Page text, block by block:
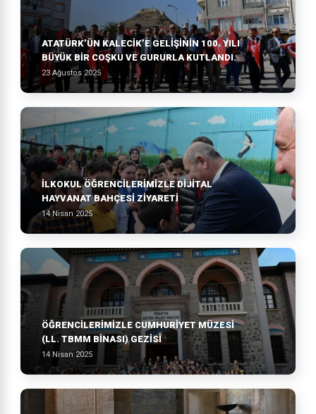
ATATÜRK’ÜN KALECIK’E GELIŞININ 100. YILI
BÜYÜK BIR COŞKU VE GURURLA KUTLANDI.
23 Ağustos 2025
İLKOKUL ÖĞRENCİLERİMİZLE DİJİTAL
HAYVANAT BAHÇESİ ZİYARETİ
14 Nisan 2025
ÖĞRENCİLERİMİZLE CUMHURİYET MÜZESİ
(LL. TBMM BİNASI) GEZİSİ
14 Nisan 2025